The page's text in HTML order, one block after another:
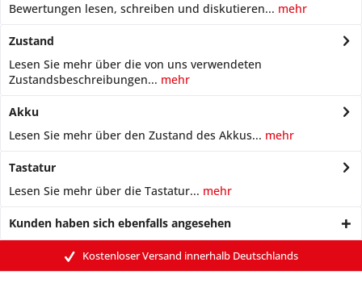
Bewertungen lesen, schreiben und diskutieren... mehr
Zustand
Lesen Sie mehr über die von uns verwendeten
Zustandsbeschreibungen... mehr
Akku
Lesen Sie mehr über den Zustand des Akkus... mehr
Tastatur
Lesen Sie mehr über die Tastatur... mehr
Kunden haben sich ebenfalls angesehen
Kostenloser Versand innerhalb Deutschlands